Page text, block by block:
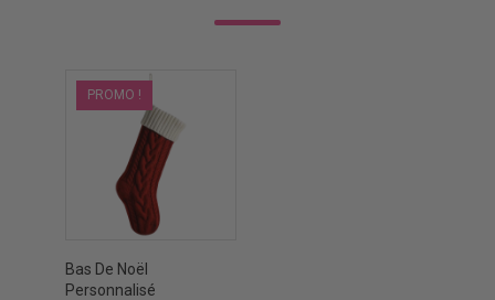
PROMO !
Bas De Noël
Personnalisé